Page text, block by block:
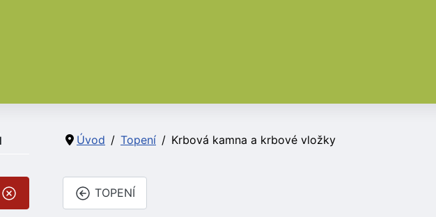
Úvod Topení Krbová kamna a krbové vložky
TOPENÍ